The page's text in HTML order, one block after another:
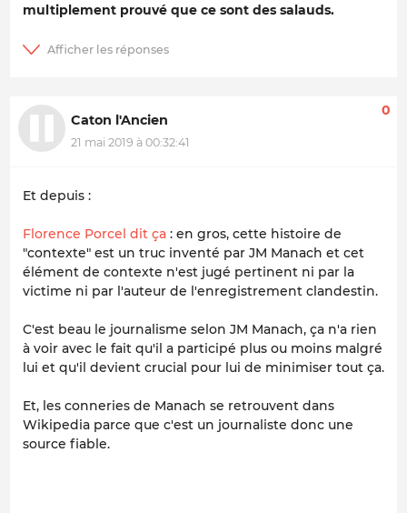
multiplement prouvé que ce sont des salauds.
Caton l'Ancien
21 mai 2019 à 00:32:41
0
Et depuis :
Florence Porcel dit ça : en gros, cette histoire de
"contexte" est un truc inventé par JM Manach et cet
élément de contexte n'est jugé pertinent ni par la
victime ni par l'auteur de l'enregistrement clandestin.
C'est beau le journalisme selon JM Manach, ça n'a rien
à voir avec le fait qu'il a participé plus ou moins malgré
lui et qu'il devient crucial pour lui de minimiser tout ça.
Et, les conneries de Manach se retrouvent dans
Wikipedia parce que c'est un journaliste donc une
source fiable.